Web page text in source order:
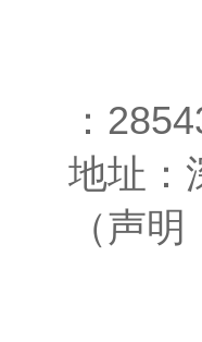
：
地址：
（声